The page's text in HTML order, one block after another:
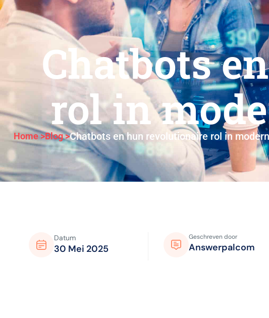
Chatbots
rol in
Home >Blog >Chatbots en hun revolutionaire rol in
Datum
30 Mei 2025
Geschreven door
Answerpalcom